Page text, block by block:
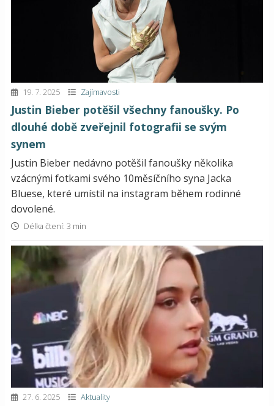
19. 7. 2025 Zajímavosti
Justin Bieber potěšil všechny fanoušky. Po
dlouhé době zveřejnil fotografii se svým
synem
Justin Bieber nedávno potěšil fanoušky několika
vzácnými fotkami svého 10měsíčního syna Jacka
Bluese, které umístil na instagram během rodinné
dovolené.
Délka čtení: 3 min
27. 6. 2025 Aktuality